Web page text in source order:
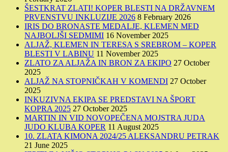
ŠESTKRAT ZLATI! KOPER BLESTI NA DRŽAVNEM
PRVENSTVU INKLUZIJE 2026 8 February 2026
IRIS DO BRONASTE MEDALJE, KLEMEN MED
NAJBOLJŠI SEDMIMI 16 November 2025
ALJAŽ, KLEMEN IN TERESA S SREBROM – KOPER
BLESTI V LABINU 11 November 2025
ZLATO ZA ALJAŽA IN BRON ZA EKIPO 27 October
2025
ALJAŽ NA STOPNIČKAH V KOMENDI 27 October
2025
INKUZIVNA EKIPA SE PREDSTAVI NA ŠPORT
KOPRA 2025 27 October 2025
MARTIN IN VID NOVOPEČENA MOJSTRA JUDA
JUDO KLUBA KOPER 11 August 2025
10. ZLATA KIMONA 2024/25 ALEKSANDRU PETRAK
21 June 2025